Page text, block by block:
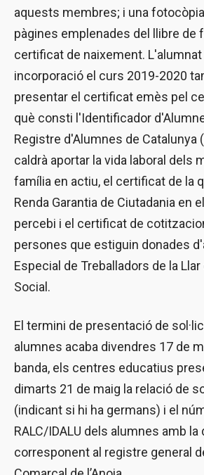
aquests membres; i una
pàgines emplenades del llibre de
certificat de naixement. L'alumnat
incorporació el curs 2019-2020
presentar el certificat emès pel
què consti l'Identificador
Registre d'Alumnes de Catalunya
caldrà aportar la vida laboral dels
família en actiu, el certificat de la
Renda Garantia de Ciutadania en
percebi i el certificat de
persones que estiguin donades
Especial de Treballadors de la
Social.
El termini de presentació de
alumnes acaba divendres 17 de
banda, els centres educatius
dimarts 21 de maig la relació de
(indicant si hi ha germans) i el
RALC/IDALU dels alumnes amb
corresponent al registre general